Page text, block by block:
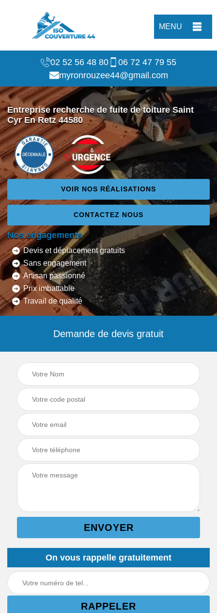
MENU
02 52 56 48 80
06 72 47 79 55
myronrouzee44@gmail.com
Entreprise recherche de fuite de toiture Saint
Cyr En Retz 44580
VOIR NOS RÉALISATIONS
CONTACTEZ NOUS
Nos engagements
Devis et déplacement gratuits
Sans engagement
Artisan passionné
Prix imbattable
Travail de qualité
Demande de devis gratuit
On vous rappelle gratuitement